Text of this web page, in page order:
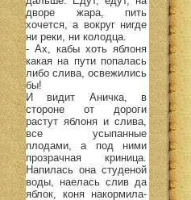
дворе жара, пить
хочется, а вокруг нигде
ни реки, ни колодца.
- Ах, кабы хоть яблоня
какая на пути попалась
либо слива, освежились
бы!
И видит Аничка, в
стороне от дороги
растут яблоня и слива,
все усыпанные
плодами, а под ними
прозрачная криница.
Напилась она студеной
воды, наелась слив да
яблок, коня накормила-